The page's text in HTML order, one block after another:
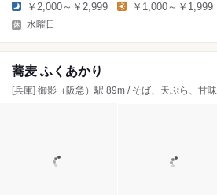
￥2,000～￥2,999 ￥1,000～￥1,999
水曜日
蕎麦 ふくあかり
[兵庫] 御影（阪急）駅 89m / そば、天ぷら、甘